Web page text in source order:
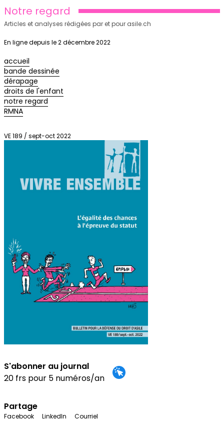
Notre regard
Articles et analyses rédigées par et pour asile.ch
En ligne depuis le 2 décembre 2022
accueil
bande dessinée
dérapage
droits de l'enfant
notre regard
RMNA
VE 189 / sept-oct 2022
S'abonner au journal
20 frs pour 5 numéros/an
Partage
Facebook LinkedIn Courriel